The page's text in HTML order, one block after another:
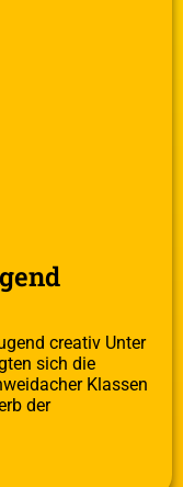
creativ Unter
sich die
Klassen
der